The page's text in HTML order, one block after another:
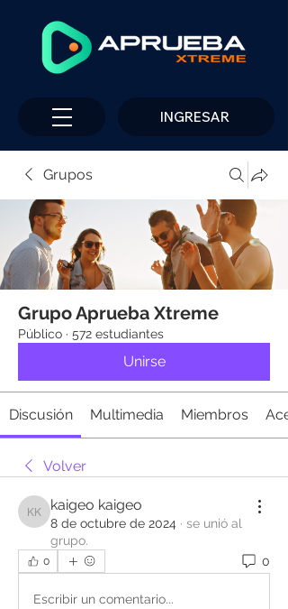
INGRESAR
Grupos
Grupo Aprueba Xtreme
Público · 572 estudiantes
Unirse
Discusión Multimedia Miembros
Volver
kaigeo kaigeo
kaigeo kaigeo
8 de octubre de 2024 · se unió al
grupo.
0 0
Escribir un comentario...